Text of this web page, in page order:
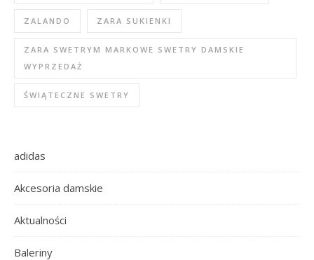
ZALANDO ZARA SUKIENKI
ZARA SWETRYM MARKOWE SWETRY DAMSKIE
WYPRZEDAŻ
ŚWIĄTECZNE SWETRY
adidas
Akcesoria damskie
Aktualności
Baleriny